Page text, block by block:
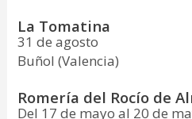
La Tomatina
31 de agosto
Buñol (Valencia)
Romería del Rocío de
Del 17 de mayo al 20 de